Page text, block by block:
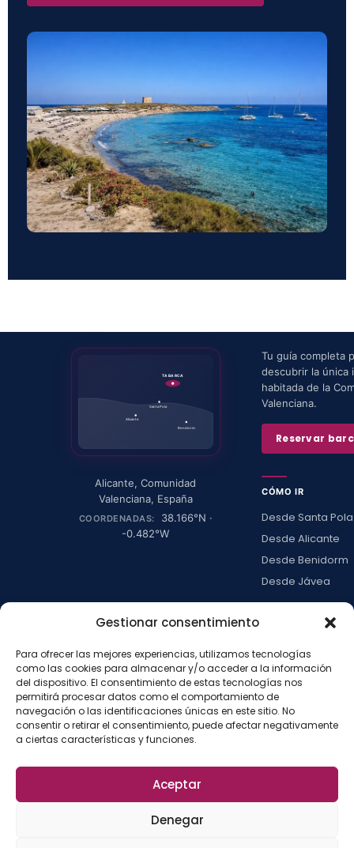
Gestionar consentimiento
Para ofrecer las mejores experiencias, utilizamos tecnologías
como las cookies para almacenar y/o acceder a la información
del dispositivo. El consentimiento de estas tecnologías nos
permitirá procesar datos como el comportamiento de
navegación o las identificaciones únicas en este sitio. No
consentir o retirar el consentimiento, puede afectar negativamente
a ciertas características y funciones.
Aceptar
Denegar
TABARCA
Santa Pola
Alicante
Benidorm
Alicante,Comunidad
Valenciana, España
COORDENADAS: 38.166°N ·
-0.482°W
Tu guía completa
descubrir la única
habitada de la
Valenciana.
Reservar
CÓMO IR
Desde Santa Pola
Desde Alicante
Desde Benidorm
Desde Jávea
LA ISLA
Actividades
Blog
Con niños
Press kit
©2026La Isla de
Aviso legal·Privacidad·Cookies·
Configurar cookies